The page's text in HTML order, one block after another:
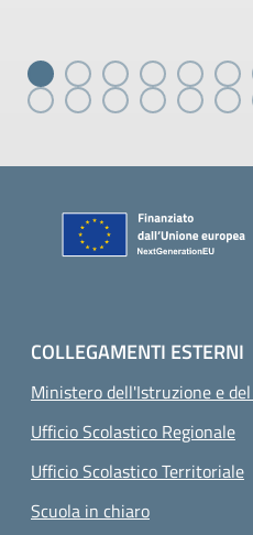
COLLEGAMENTI ESTERNI
Ministero dell'Istruzione e
Ufficio Scolastico Regionale
Ufficio Scolastico Territoriale
Scuola in chiaro